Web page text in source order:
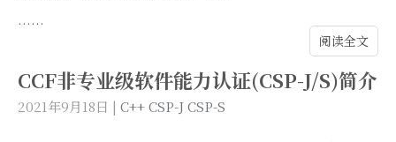
……
阅读全文
CCF非专业级软件能力认证(CSP-J/S)简介
2021年9月18日 | C++CSP-JCSP-S